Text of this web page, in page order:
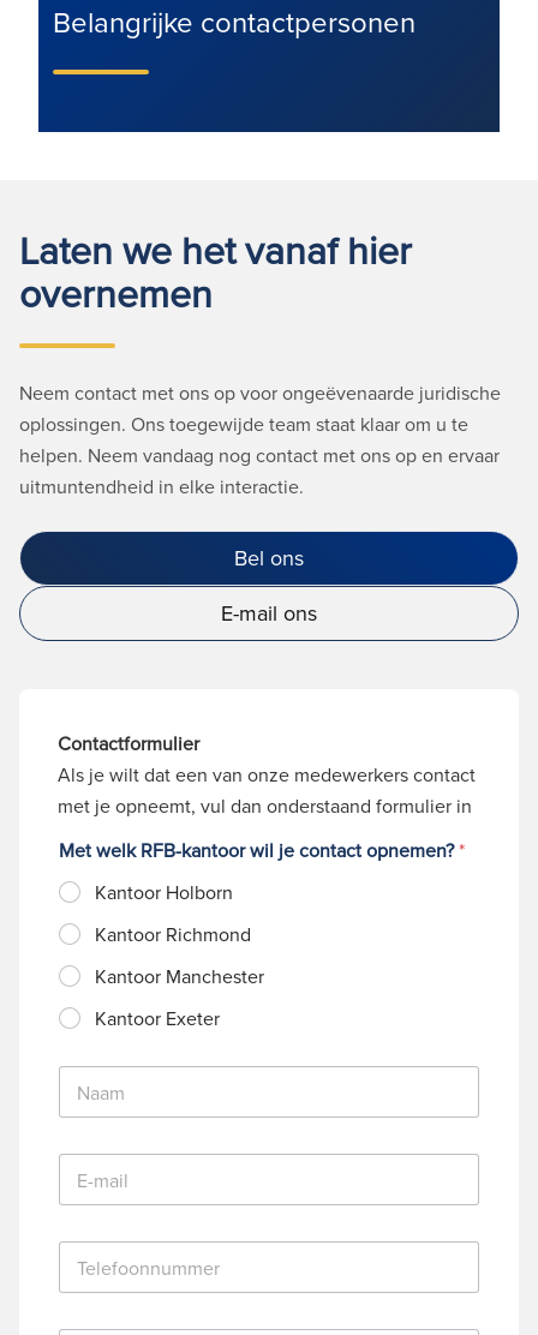
Belangrijke contactpersonen
Laten we het vanaf hier
overnemen
Neem contact met ons op voor ongeëvenaarde juridische
oplossingen. Ons toegewijde team staat klaar om u te
helpen. Neem vandaag nog contact met ons op en ervaar
uitmuntendheid in elke interactie.
Bel ons
E-mail ons
Contactformulier
Als je wilt dat een van onze medewerkers contact
met je opneemt, vul dan onderstaand formulier in
Met welk RFB-kantoor wil je contact opnemen?*
Kantoor Holborn
Kantoor Richmond
Kantoor Manchester
Kantoor Exeter
N
a
E
m
*
T
l